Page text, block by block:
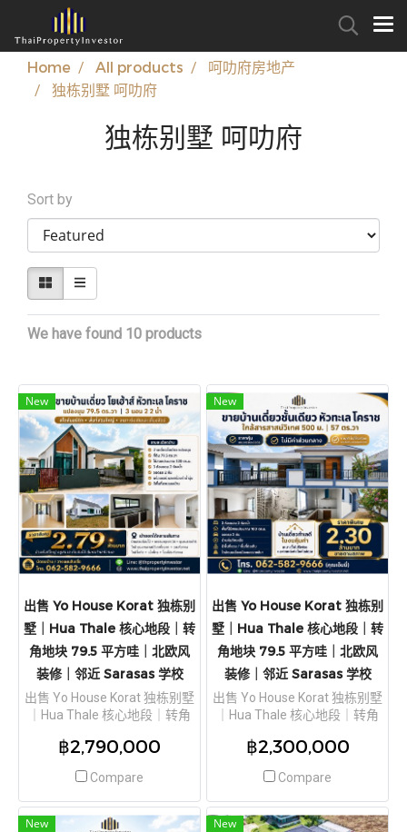
Home All products
呵叻府房地产
独栋别墅 呵叻府
独栋别墅 呵叻府
Sort by
We have found 10 products
New
出售 Yo House Korat 独栋别
墅｜Hua Thale 核心地段｜转
角地块 79.5 平方哇｜北欧风
装修｜邻近 Sarasas 学校
出售 Yo House Korat 独栋别墅
｜Hua Thale 核心地段｜转角
｜邻近 Sarasas 学校
฿2,790,000
Compare
New
出售 Yo House Korat 独栋别
墅｜Hua Thale 核心地段｜转
角地块 79.5 平方哇｜北欧风
装修｜邻近 Sarasas 学校
出售 Yo House Korat 独栋别墅
｜Hua Thale 核心地段｜转角
｜邻近 Sarasas 学校
฿2,300,000
Compare
New New